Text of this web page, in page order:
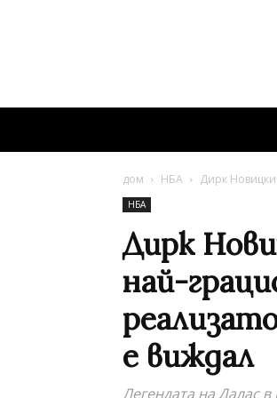
дом НБА Дирк
НБА
Дирк
най-
е виждал
Легендата на Далас